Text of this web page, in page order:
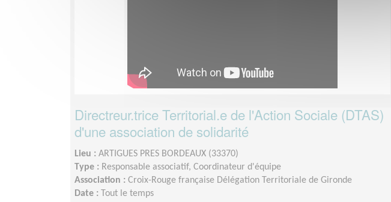
Directreur.trice Territorial.e de l'Action Sociale (DTAS)
d'une association de solidarité
Lieu : ARTIGUES PRES BORDEAUX (33370)
Type : Responsable associatif, Coordinateur d'équipe
Association : Croix-Rouge française Délégation Territoriale de Gironde
Date :
Tout le temps